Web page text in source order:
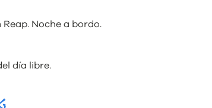
Noche a bordo.
día libre.